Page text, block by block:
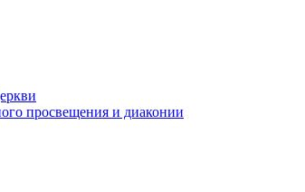
просвещения и диаконии